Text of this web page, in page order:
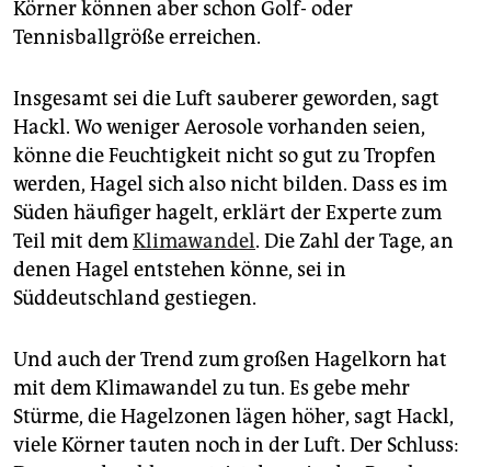
Körner können aber schon Golf- oder
Tennisballgröße erreichen.
Insgesamt sei die Luft sauberer geworden, sagt
Hackl. Wo weniger Aerosole vorhanden seien,
könne die Feuchtigkeit nicht so gut zu Tropfen
werden, Hagel sich also nicht bilden. Dass es im
Süden häufiger hagelt, erklärt der Experte zum
Teil mit demKlimawandel. Die Zahl der Tage, an
denen Hagel entstehen könne, sei in
Süddeutschland gestiegen.
Und auch der Trend zum großen Hagelkorn hat
mit dem Klimawandel zu tun. Es gebe mehr
Stürme, die Hagelzonen lägen höher, sagt Hackl,
viele Körner tauten noch in der Luft. Der Schluss: